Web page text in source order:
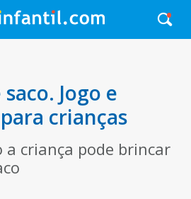
Jogo e
crianças
a criança pode brincar